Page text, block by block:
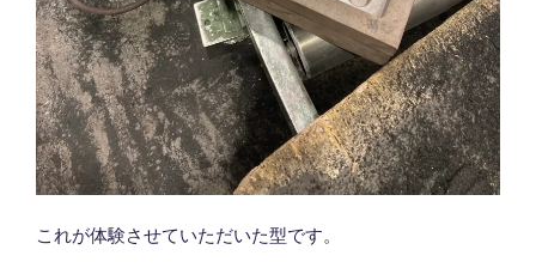
これが体験させていただいた型です。